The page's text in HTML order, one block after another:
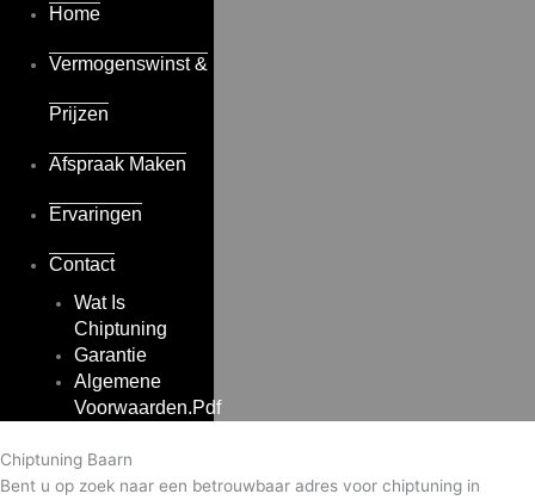
Home
Vermogenswinst &
Prijzen
Afspraak Maken
Ervaringen
Contact
Wat Is
Chiptuning
Garantie
Algemene
Voorwaarden.pdf
Chiptuning Baarn
Bent u op zoek naar een betrouwbaar adres voor chiptuning in